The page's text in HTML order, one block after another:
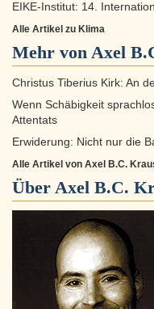
EIKE-Institut: 14.
Alle Artikel zu Klima
Mehr von Axel
Christus Tiberius Kirk: An
Wenn Schäbigkeit
Attentats
Erwiderung: Nicht nur die
Alle Artikel von Axel B.C.
Über Axel B.C.